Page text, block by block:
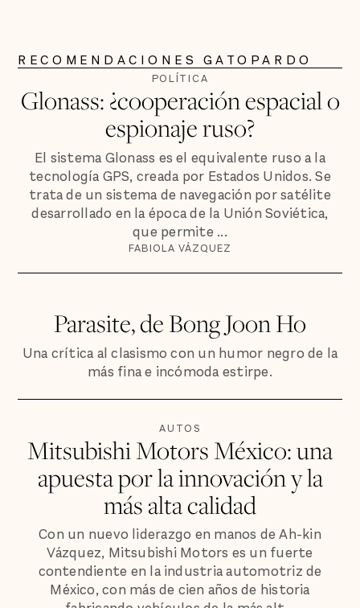
RECOMENDACIONES GATOPARDO
POLÍTICA
Glonass: ¿cooperación espacial o
espionaje ruso?
El sistema Glonass es el equivalente ruso a la
tecnología GPS, creada por Estados Unidos. Se
trata de un sistema de navegación por satélite
desarrollado en la época de la Unión Soviética,
que permite ...
FABIOLA VÁZQUEZ
Parasite, de Bong Joon Ho
Una crítica al clasismo con un humor negro de la
más fina e incómoda estirpe.
AUTOS
Mitsubishi Motors México: una
apuesta por la innovación y la
más alta calidad
Con un nuevo liderazgo en manos de Ah-kin
Vázquez, Mitsubishi Motors es un fuerte
contendiente en la industria automotriz de
México, con más de cien años de historia